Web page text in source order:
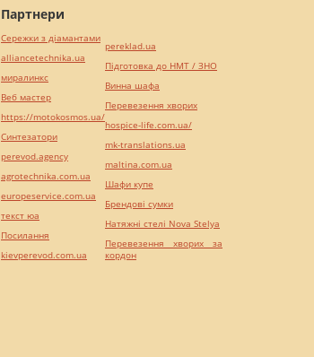
Партнери
Сережки з діамантами
alliancetechnika.ua
миралинкс
Веб мастер
https://motokosmos.ua/
Синтезатори
perevod.agency
agrotechnika.com.ua
europeservice.com.ua
текст юа
Посилання
kievperevod.com.ua
pereklad.ua
Підготовка до НМТ / ЗНО
Винна шафа
Перевезення хворих
hospice-life.com.ua/
mk-translations.ua
maltina.com.ua
Шафи купе
Брендові сумки
Натяжні стелі Nova Stelya
Перевезення хворих за
кордон